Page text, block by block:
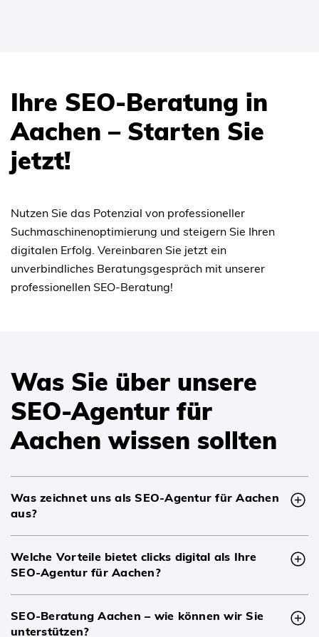
Ihre SEO-Beratung in
Aachen – Starten Sie
jetzt!
Nutzen Sie das Potenzial von professioneller
Suchmaschinenoptimierung und steigern Sie Ihren
digitalen Erfolg. Vereinbaren Sie jetzt ein
unverbindliches Beratungsgespräch mit unserer
professionellen SEO-Beratung!
Was Sie über unsere
SEO-Agentur für
Aachen wissen sollten
Was zeichnet uns als SEO-Agentur für Aachen
aus?
Welche Vorteile bietet clicks digital als Ihre
SEO-Agentur für Aachen?
SEO-Beratung Aachen – wie können wir Sie
unterstützen?